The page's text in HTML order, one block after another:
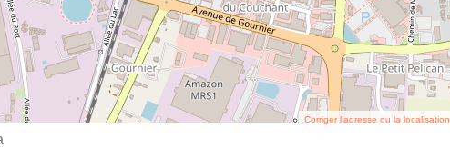
Corriger l’adresse ou la localisation